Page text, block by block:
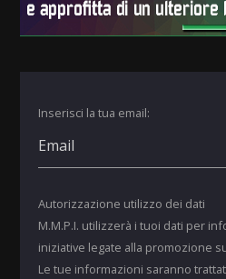
Inserisci la tua email:
Autorizzazione utilizzo dei dati
M.M.P.I. utilizzerà i tuoi dati per
iniziative legate alla promozione
Le tue informazioni saranno